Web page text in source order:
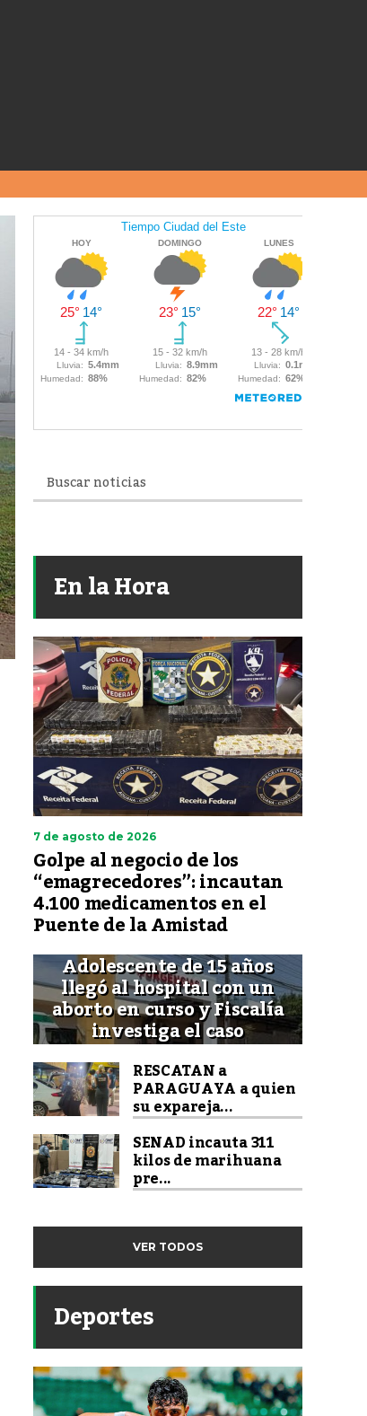
En la Hora
7 de agosto de 2026
Golpe al negocio de los
“emagrecedores”: incautan
4.100 medicamentos en el
Puente de la Amistad
Adolescente de 15 años
llegó al hospital con un
aborto en curso y Fiscalía
investiga el caso
RESCATAN a
PARAGUAYA a quien
su expareja...
SENAD incauta 311
kilos de marihuana
pre...
VER TODOS
Deportes